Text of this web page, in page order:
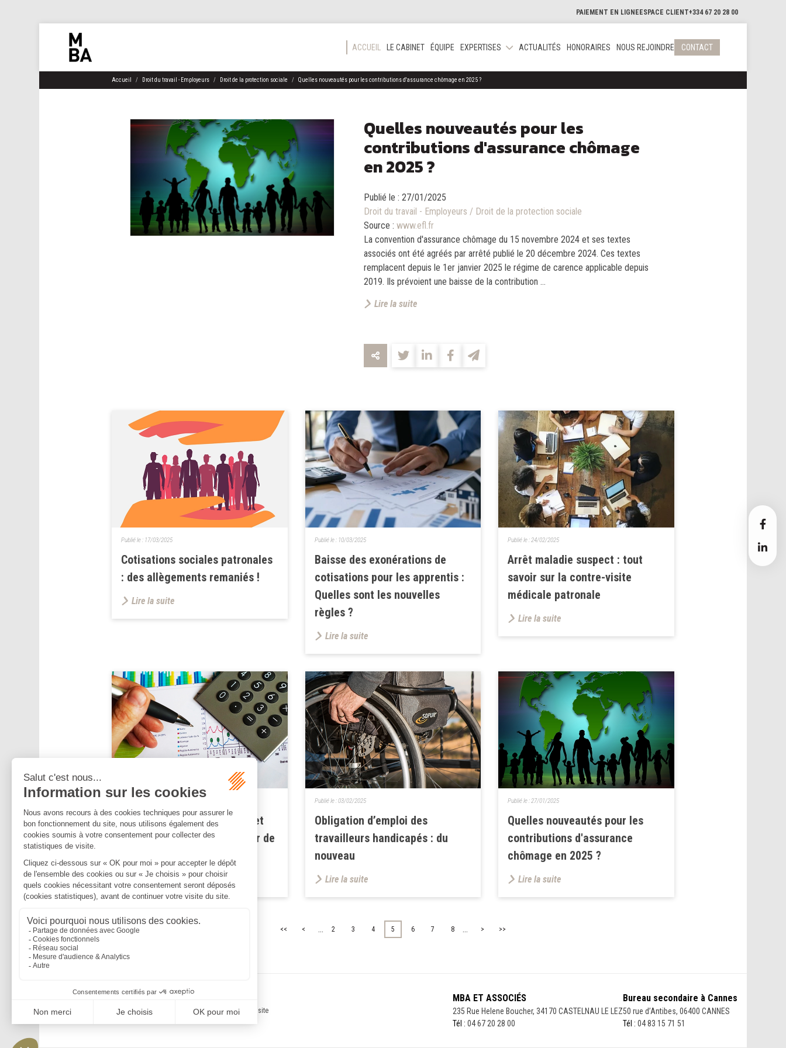
PAIEMENT EN LIGNE ESPACE CLIENT+334 67 20 28 00
ACCUEIL LE CABINET ÉQUIPE EXPERTISES ACTUALITÉS HONORAIRES NOUS REJOINDRE CONTACT
Accueil Droit du travail - Employeurs Droit de la protection sociale Quelles nouveautés pour les contributions d'assurance chômage en 2025 ?
Quelles nouveautés pour les
contributions d'assurance chômage
en 2025 ?
Publié le : 27/01/2025
Droit du travail - Employeurs / Droit de la protection sociale
Source : www.efl.fr
La convention d'assurance chômage du 15 novembre 2024 et ses textes
associés ont été agréés par arrêté publié le 20 décembre 2024. Ces textes
remplacent depuis le 1er janvier 2025 le régime de carence applicable depuis
2019. Ils prévoient une baisse de la contribution …
Lire la suite
Cotisations sociales patronales
: des allègements remaniés !
Publié le : 17/03/2025
Lire la suite
Baisse des exonérations de
cotisations pour les apprentis :
Quelles sont les nouvelles
règles ?
Publié le : 10/03/2025
Lire la suite
Arrêt maladie suspect : tout
savoir sur la contre-visite
médicale patronale
Publié le :24/02/2025
Lire la suite
Indemnité transactionnelle et
cotisations sociales : la Cour de
Lire la suite
Obligation d’emploi des
travailleurs handicapés : du
nouveau
Publié le :03/02/2025
Lire la suite
Quelles nouveautés pour les
contributions d'assurance
chômage en 2025 ?
Publié le :27/01/2025
Lire la suite
<< < ... 2 3 4 5 6 7 8 ... > >>
Mentions légales Politique de confidentialité Politique de cookiesPlan du site
MBA ET ASSOCIÉS
235 Rue Helene Boucher, 34170 CASTELNAU LE LEZ
Tél : 04 67 20 28 00
Bureau secondaire à Cannes
50 rue d’Antibes, 06400 CANNES
Tél : 04 83 15 71 51